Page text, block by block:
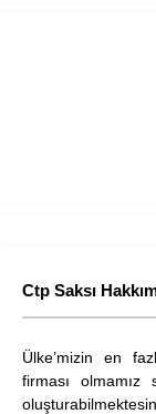
Ctp Saksı
Ülke’mizin en
firması olmamız